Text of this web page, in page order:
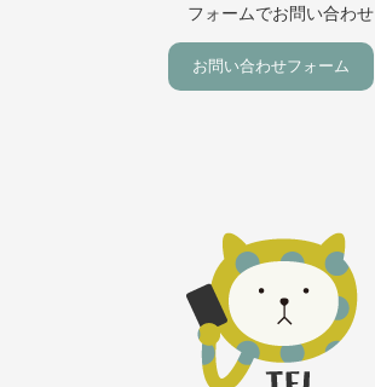
フォームでお問い合わせ
お問い合わせフォーム